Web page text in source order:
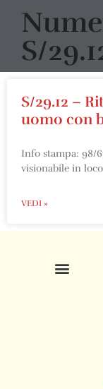
S/
S/29.12 –
uomo con
Info stampa: 98/
visionabile in loco
VEDI »